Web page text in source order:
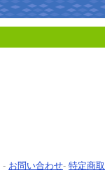
- お問い合わせ- 特定商